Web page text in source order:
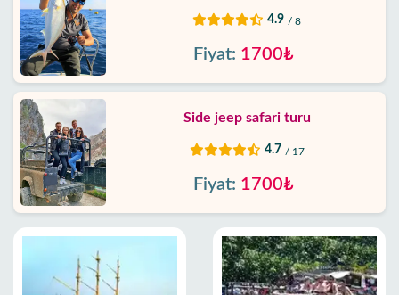
4.9 / 8
Fiyat: 1700₺
Side jeep safari turu
4.7 / 17
Fiyat: 1700₺